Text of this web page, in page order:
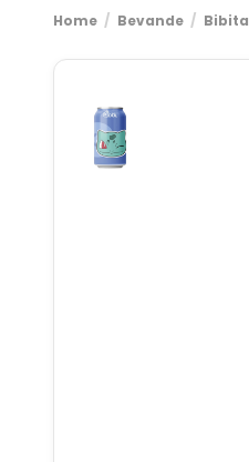
Home Bevande Bibita